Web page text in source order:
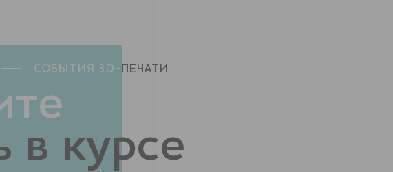
в курсе
СОБЫТИЯ 3D- ПЕЧАТИ